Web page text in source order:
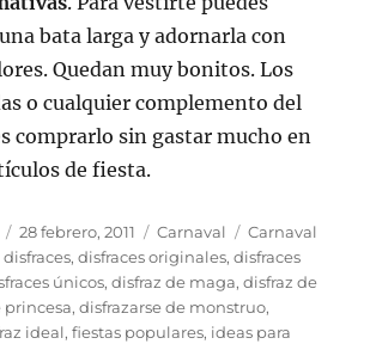
bata larga y adornarla con
Quedan muy bonitos. Los
o cualquier complemento del
comprarlo sin gastar mucho en
de fiesta.
Publicado
el
28 febrero, 2011 Categorías
Carnaval Etiquetas
Carnaval
disfraces,disfraces originales,disfraces
únicos,disfraz de maga,disfraz de
princesa,disfrazarse de monstruo,
ideal,fiestas populares, ideas para